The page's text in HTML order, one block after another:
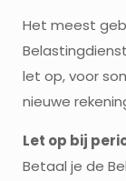
Het meest
Belastingdienst
let op, voor
nieuwe
Let op bij
Betaal je de